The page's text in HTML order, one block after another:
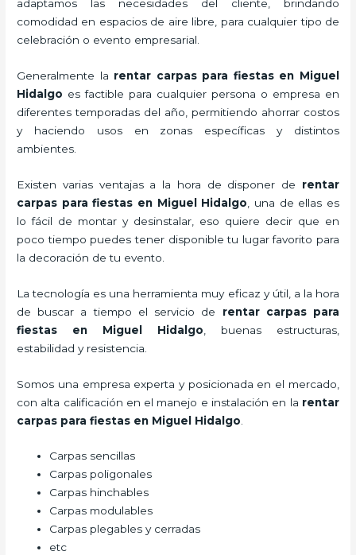
adaptamos las necesidades del cliente, brindando
comodidad en espacios de aire libre, para cualquier tipo de
celebración o evento empresarial.
Generalmente la rentar carpas para fiestas en Miguel
Hidalgo es factible para cualquier persona o empresa en
diferentes temporadas del año, permitiendo ahorrar costos
y haciendo usos en zonas específicas y distintos
ambientes.
Existen varias ventajas a la hora de disponer de rentar
carpas para fiestas en Miguel Hidalgo , una de ellas es
lo fácil de montar y desinstalar, eso quiere decir que en
poco tiempo puedes tener disponible tu lugar favorito para
la decoración de tu evento.
La tecnología es una herramienta muy eficaz y útil, a la hora
de buscar a tiempo el servicio de rentar carpas para
fiestas en Miguel Hidalgo , buenas estructuras,
estabilidad y resistencia.
Somos una empresa experta y posicionada en el mercado,
con alta calificación en el manejo e instalación en la rentar
carpas para fiestas en Miguel Hidalgo
Carpas sencillas
Carpas poligonales
Carpas hinchables
Carpas modulables
Carpas plegables y cerradas
etc